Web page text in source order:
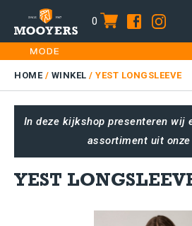
0 item
Skip
to
content
HOME
DAMES
KIDS
PLUS SIZE
HOME/ WINKEL / YEST LONGSLEEVE
In deze kijkshop presenteren wij
assortiment uit
YEST